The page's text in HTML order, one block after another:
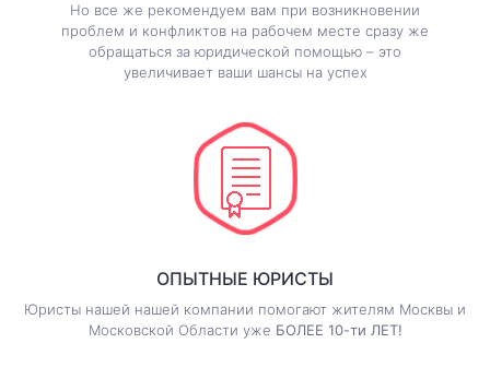
Но все же рекомендуем вам при возникновении
проблем и конфликтов на рабочем месте сразу же
обращаться за юридической помощью – это
увеличивает ваши шансы на успех
ОПЫТНЫЕ ЮРИСТЫ
Юристы нашей нашей компании помогают жителям Москвы и
Московской Области уже БОЛЕЕ 10-ти ЛЕТ!